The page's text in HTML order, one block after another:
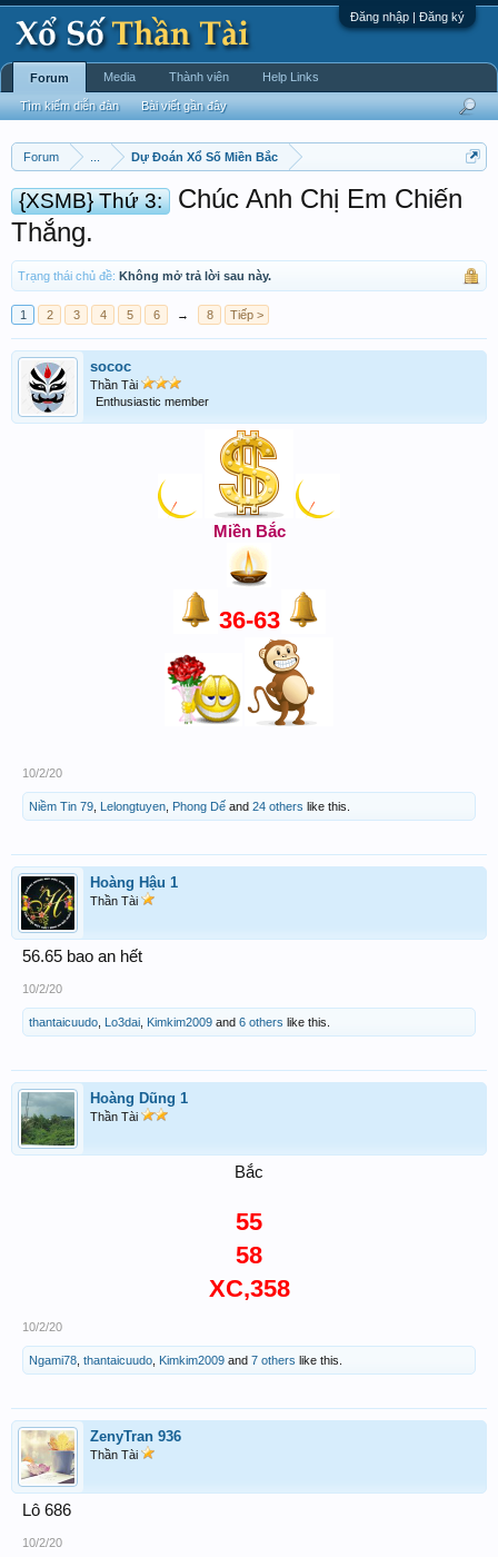
Đăng nhập | Đăng ký
Forum Dự Đoán Xổ Số Miền Bắc
{XSMB} Thứ 3:
Chúc Anh Chị Em Chiến
Thắng.
Trạng thái chủ đề: Không mở trả lời sau này.
1 2 3 4 5 6 → 8 Tiếp >
sococ
Thần Tài
Enthusiastic member
Miền Bắc
36-63
10/2/20
Niềm Tin 79 Lelongtuyen Phong Dế and 24 others like this.
Hoàng Hậu 1
Thần Tài
56.65 bao an hết
10/2/20
thantaicuudo Lo3dai Kimkim2009 and 6 others like this.
Hoàng Dũng 1
Thần Tài
Bắc
55
58
XC,358
10/2/20
Ngami78 thantaicuudo Kimkim2009 and 7 others like this.
ZenyTran 936
Thần Tài
Lô 686
10/2/20
Forum
Tìm kiếm diễn đàn Bài viết gần đây
Media Thành viên Help Links